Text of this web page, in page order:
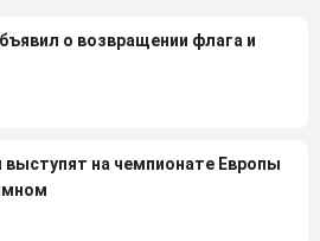
о возвращении флага и
выступят на чемпионате Европы